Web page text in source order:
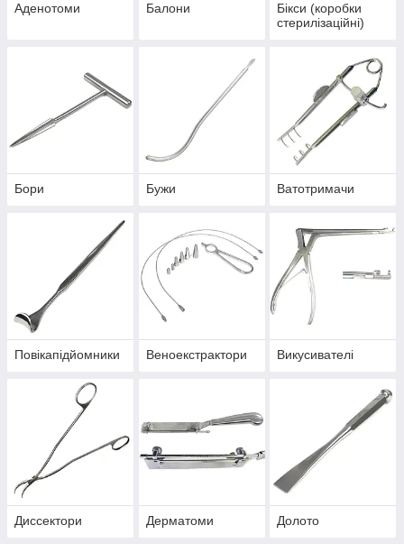
Аденотоми Балони
Бікси (коробки
стерилізаційні)
Бори Бужи Ватотримачи
Повікапідйомники Веноекстрактори Викусивателі
Диссектори Дерматоми Долото